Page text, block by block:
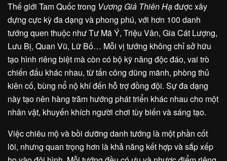
Thế giới Tam Quốc trong Vương Giả Thiên Hạđược xây
dựng cực kỳ đa dạng và phong phú, với hơn 100 danh
tướng quen thuộc như Tư Mã Ý, Triệu Vân, Gia Cát Lượng,
Lưu Bị, Quan Vũ, Lữ Bố… Mỗi vị tướng không chỉ sở hữu
tạo hình riêng biệt mà còn có bộ kỹ năng độc đáo, vai trò
chiến đấu khác nhau, từ tấn công dũng mãnh, phòng thủ
kiên cố, bùng nổ nộ khí đến hỗ trợ đồng đội. Sự đa dạng
này tạo nên hàng trăm hướng phát triển khác nhau cho một
nhân vật, khuyến khích người chơi tùy biến và sáng tạo.
Việc chiêu mộ và bồi dưỡng danh tướng là một phần cốt
lõi, nhưng quan trọng hơn là khả năng kết hợp và sắp xếp